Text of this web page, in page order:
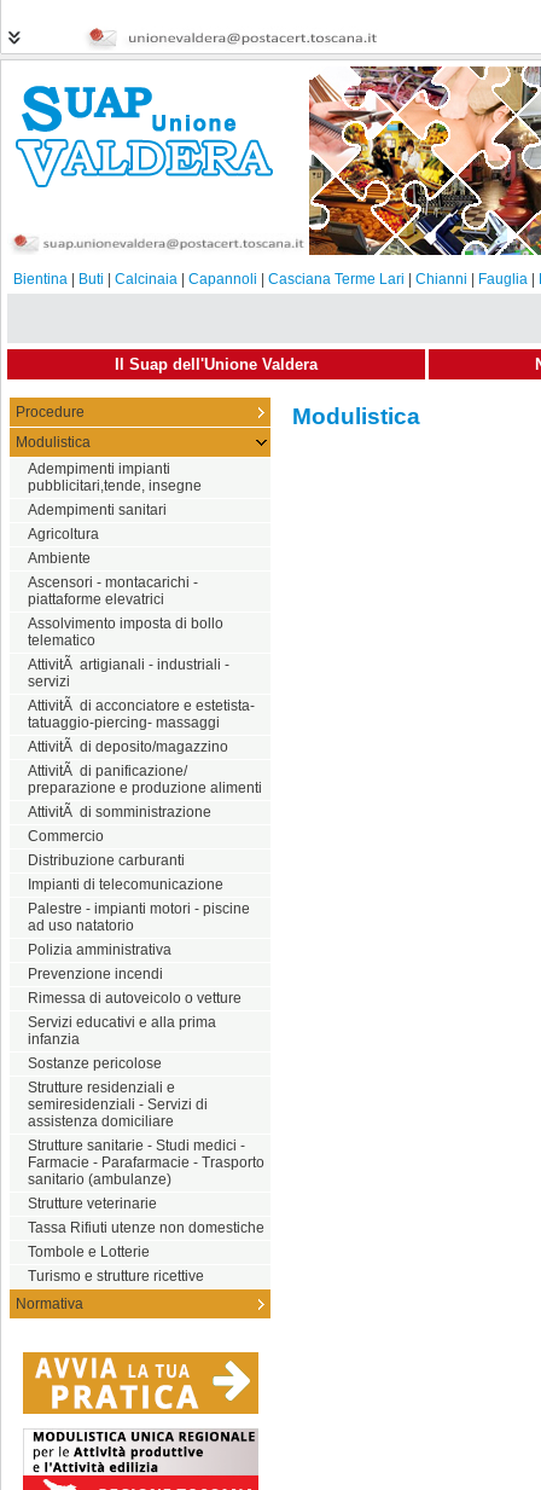
Bientina Buti Calcinaia Capannoli Casciana Terme Lari Chianni Fauglia
Il Suap dell'Unione Valdera
Procedure
Modulistica
Adempimenti impianti
pubblicitari,tende, insegne
Adempimenti sanitari
Agricoltura
Ambiente
Ascensori - montacarichi -
piattaforme elevatrici
Assolvimento imposta di bollo
telematico
AttivitÃ artigianali - industriali -
servizi
AttivitÃ di acconciatore e estetista-
tatuaggio-piercing- massaggi
AttivitÃ di deposito/magazzino
AttivitÃ di panificazione/
preparazione e produzione alimenti
AttivitÃ di somministrazione
Commercio
Distribuzione carburanti
Impianti di telecomunicazione
Palestre - impianti motori - piscine
ad uso natatorio
Polizia amministrativa
Prevenzione incendi
Rimessa di autoveicolo o vetture
Servizi educativi e alla prima
infanzia
Sostanze pericolose
Strutture residenziali e
semiresidenziali - Servizi di
assistenza domiciliare
Strutture sanitarie - Studi medici -
Farmacie - Parafarmacie - Trasporto
sanitario (ambulanze)
Strutture veterinarie
Tassa Rifiuti utenze non domestiche
Tombole e Lotterie
Turismo e strutture ricettive
Normativa
Modulistica